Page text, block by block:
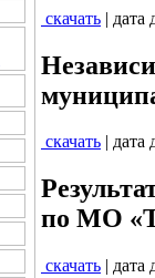
скачать | дата
скачать | дата
по МО
скачать | дата